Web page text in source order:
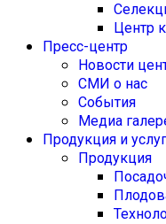
Центр
Пресс-центр
Новости
СМИ о нас
События
Медиа
Продукция и
Продукция